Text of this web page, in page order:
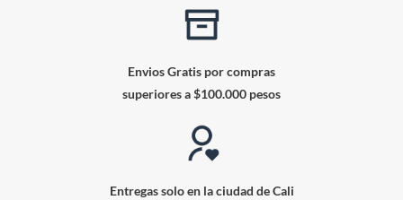
Envios Gratis por compras
superiores a $100.000 pesos
Entregas solo en la ciudad de Cali